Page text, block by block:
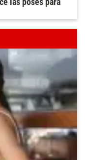
las poses para